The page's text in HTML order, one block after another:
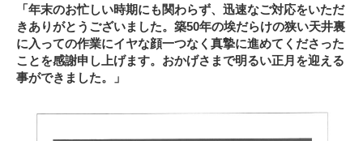
「年末のお忙しい時期にも関わらず、迅速なご対応をいただ
きありがとうございました。築50年の埃だらけの狭い天井裏
に入っての作業にイヤな顔一つなく真摯に進めてくださった
ことを感謝申し上げます。おかげさまで明るい正月を迎える
事ができました。」